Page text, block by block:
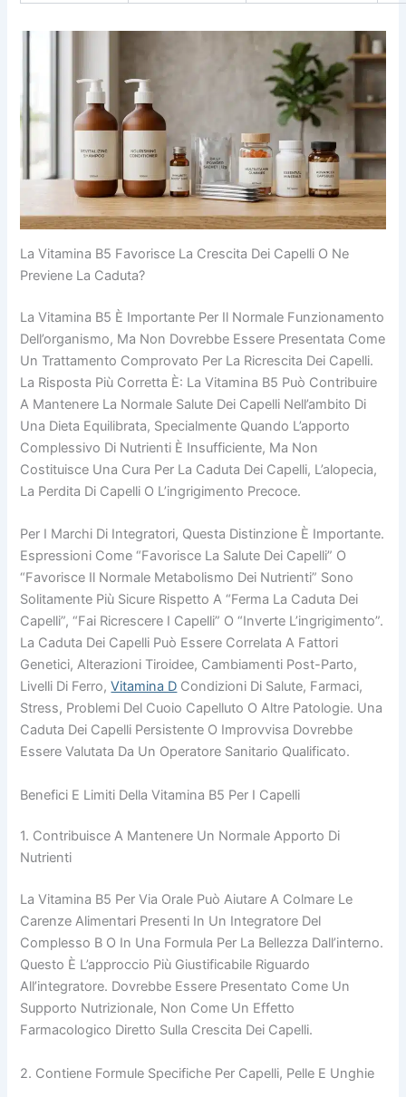
La Vitamina B5 Favorisce La Crescita Dei Capelli O Ne
Previene La Caduta?
La Vitamina B5 È Importante Per Il Normale Funzionamento
Dell’organismo, Ma Non Dovrebbe Essere Presentata Come
Un Trattamento Comprovato Per La Ricrescita Dei Capelli.
La Risposta Più Corretta È: La Vitamina B5 Può Contribuire
A Mantenere La Normale Salute Dei Capelli Nell’ambito Di
Una Dieta Equilibrata, Specialmente Quando L’apporto
Complessivo Di Nutrienti È Insufficiente, Ma Non
Costituisce Una Cura Per La Caduta Dei Capelli, L’alopecia,
La Perdita Di Capelli O L’ingrigimento Precoce.
Per I Marchi Di Integratori, Questa Distinzione È Importante.
Espressioni Come “favorisce La Salute Dei Capelli” O
“favorisce Il Normale Metabolismo Dei Nutrienti” Sono
Solitamente Più Sicure Rispetto A “ferma La Caduta Dei
Capelli”, “fai Ricrescere I Capelli” O “inverte L’ingrigimento”.
La Caduta Dei Capelli Può Essere Correlata A Fattori
Genetici, Alterazioni Tiroidee, Cambiamenti Post-Parto,
Livelli Di Ferro,Vitamina D Condizioni Di Salute, Farmaci,
Stress, Problemi Del Cuoio Capelluto O Altre Patologie. Una
Caduta Dei Capelli Persistente O Improvvisa Dovrebbe
Essere Valutata Da Un Operatore Sanitario Qualificato.
Benefici E Limiti Della Vitamina B5 Per I Capelli
1. Contribuisce A Mantenere Un Normale Apporto Di
Nutrienti
La Vitamina B5 Per Via Orale Può Aiutare A Colmare Le
Carenze Alimentari Presenti In Un Integratore Del
Complesso B O In Una Formula Per La Bellezza Dall’interno.
Questo È L’approccio Più Giustificabile Riguardo
All’integratore. Dovrebbe Essere Presentato Come Un
Supporto Nutrizionale, Non Come Un Effetto
Farmacologico Diretto Sulla Crescita Dei Capelli.
2. Contiene Formule Specifiche Per Capelli, Pelle E Unghie